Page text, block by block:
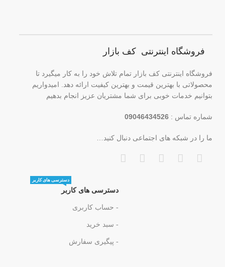
فروشگاه اینترنتی کف بازار
فروشگاه اینترنتی کف بازار تمام تلاش خود را به کار میگیرد تا
محصولاتی با بهترین قیمت و بهترین کیفیت ارائه دهد. امیدواریم
بتوانیم خدمات خوبی برای شما مشتریان عزیز انجام بدهیم
شماره تماس :09046434526
ما را در شبکه های اجتماعی دنبال کنید…
دسترسی های کاربر
دسترسی های کاربر
- حساب کاربری
- سبد خرید
- پیگیری سفارش